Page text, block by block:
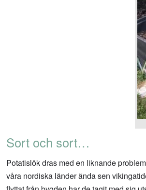
Sort och sort…
Potatislök dras med en liknande
våra nordiska länder ända sen